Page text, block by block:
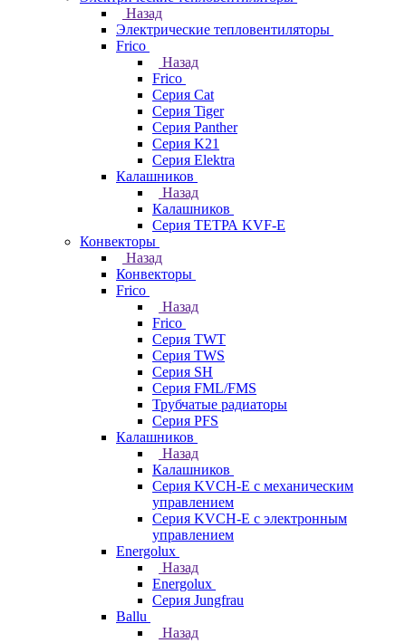
Назад
Электрические тепловентиляторы
Frico
Назад
Frico
Серия Cat
Серия Tiger
Серия Panther
Серия K21
Серия Elektra
Калашников
Назад
Калашников
Серия ТЕТРА KVF-E
Конвекторы
Назад
Конвекторы
Frico
Назад
Frico
Серия TWT
Серия TWS
Серия SH
Серия FML/FMS
Трубчатые радиаторы
Серия PFS
Калашников
Назад
Калашников
Серия KVCH-E с механическим
управлением
Серия KVCH-E с электронным
управлением
Energolux
Назад
Energolux
Серия Jungfrau
Ballu
Назад